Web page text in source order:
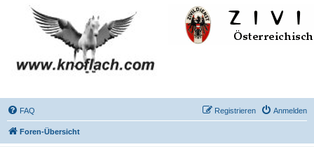
FAQ Anmelden
Registrieren
Foren-Übersicht